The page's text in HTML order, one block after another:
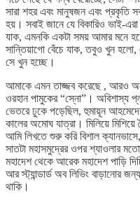
সারা শহর এবং মানুষজন এবং প্রকৃতি
হয়। সবাই জানে যে বিকারিও ভাই-
যাক, এমনকি একটা সময় আমার মনে
সান্তিয়াগো বেঁচে যাক, তবুও খুন হলো,
সে খুন হচ্ছে।
আমাকে এমন তাজ্জব করেছে , আরও
ওরহান পামুকের “স্নো”। অবিশাস্য
ভেতরে ঢুকে পড়েছিল, হুমায়ূন
কালের অমোঘ যাত্রা। মিলিয়ে
আমি লিখতে শুরু করি বিশাল
সাতটা মহাসমুদ্রের ওপর শ্যাওলার
মহাদেশ থেকে আরেক মহাদেশ পাড়ি
আর স্ট্যান্ডার্ড অব লিভিং বাড়ানোর
থাকি।